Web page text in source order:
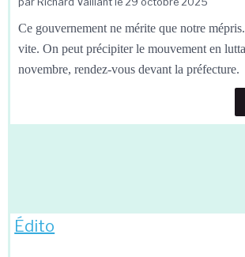
Ce gouvernement ne mérite que notre
vite. On peut précipiter le mouvement en
novembre, rendez-vous devant la préfecture.
Édito